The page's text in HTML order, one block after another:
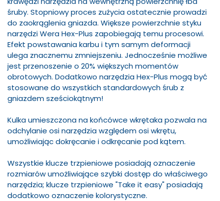
śruby. Stopniowy proces zużycia ostatecznie prowadzi
do zaokrąglenia gniazda. Większe powierzchnie styku
narzędzi Wera Hex-Plus zapobiegają temu procesowi.
Efekt powstawania karbu i tym samym deformacji
ulega znacznemu zmniejszeniu. Jednocześnie możliwe
jest przenoszenie o 20% większych momentów
obrotowych. Dodatkowo narzędzia Hex-Plus mogą być
stosowane do wszystkich standardowych śrub z
gniazdem sześciokątnym!
Kulka umieszczona na końcówce wkrętaka pozwala na
odchylanie osi narzędzia względem osi wkrętu,
umożliwiając dokręcanie i odkręcanie pod kątem.
Wszystkie klucze trzpieniowe posiadają oznaczenie
rozmiarów umożliwiające szybki dostęp do właściwego
narzędzia; klucze trzpieniowe "Take it easy" posiadają
dodatkowo oznaczenie kolorystyczne.